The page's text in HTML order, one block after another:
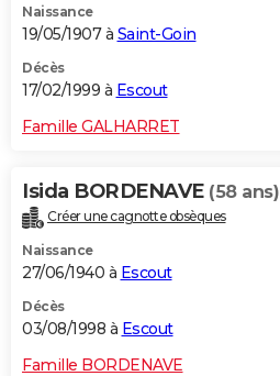
Naissance
19/05/1907 à Saint-Goin
Décès
17/02/1999 à Escout
Famille GALHARRET
Isida BORDENAVE (58 ans)
Créer une cagnotte obsèques
Naissance
27/06/1940 à Escout
Décès
03/08/1998 à Escout
Famille BORDENAVE